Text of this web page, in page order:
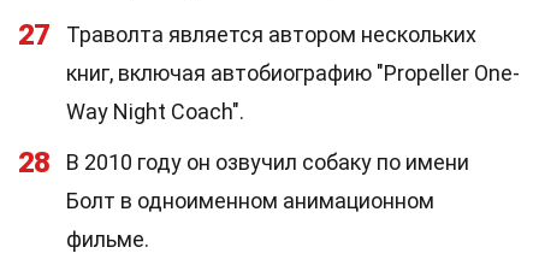
27
Траволта является автором нескольких
книг, включая автобиографию "Propeller One-
Way Night Coach".
28
В 2010 году он озвучил собаку по имени
Болт в одноименном анимационном
фильме.